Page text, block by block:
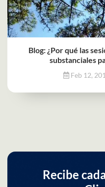
Blog: ¿Por qué las
substanciales
Feb 12,
Recibe